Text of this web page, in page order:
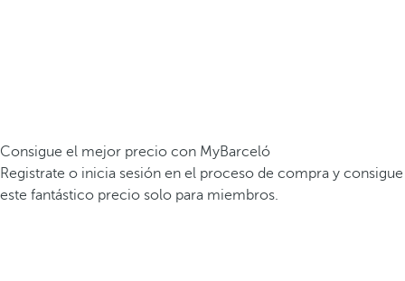
Consigue el mejor precio con MyBarceló
Registrate o inicia sesión en el proceso de compra y consigue
este fantástico precio solo para miembros.